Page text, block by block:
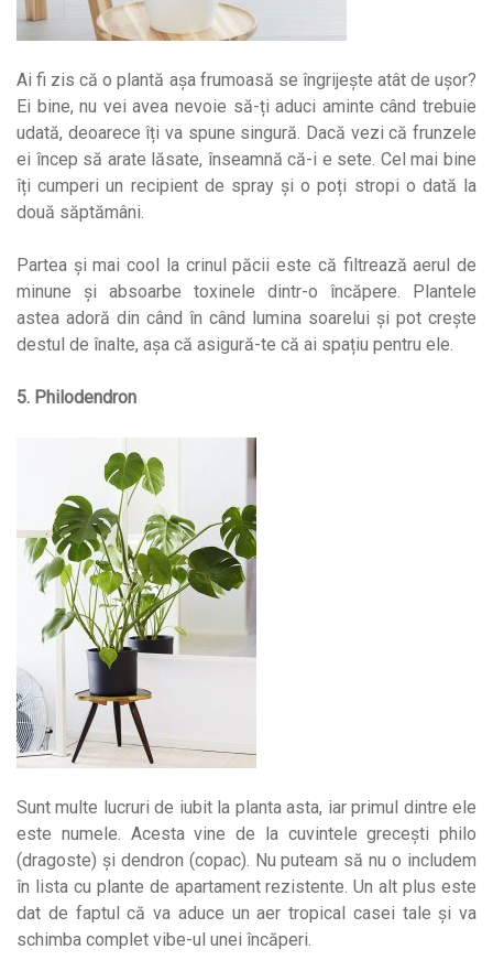
Ai fi zis că o plantă așa frumoasă se îngrijește atât de ușor?
Ei bine, nu vei avea nevoie să-ți aduci aminte când trebuie
udată, deoarece îți va spune singură. Dacă vezi că frunzele
ei încep să arate lăsate, înseamnă că-i e sete. Cel mai bine
îți cumperi un recipient de spray și o poți stropi o dată la
două săptămâni.
Partea și mai cool la crinul păcii este că filtrează aerul de
minune și absoarbe toxinele dintr-o încăpere. Plantele
astea adoră din când în când lumina soarelui și pot crește
destul de înalte, așa că asigură-te că ai spațiu pentru ele.
5. Philodendron
Sunt multe lucruri de iubit la planta asta, iar primul dintre ele
este numele. Acesta vine de la cuvintele grecești philo
(dragoste) și dendron (copac). Nu puteam să nu o includem
în lista cu plante de apartament rezistente. Un alt plus este
dat de faptul că va aduce un aer tropical casei tale și va
schimba complet vibe-ul unei încăperi.